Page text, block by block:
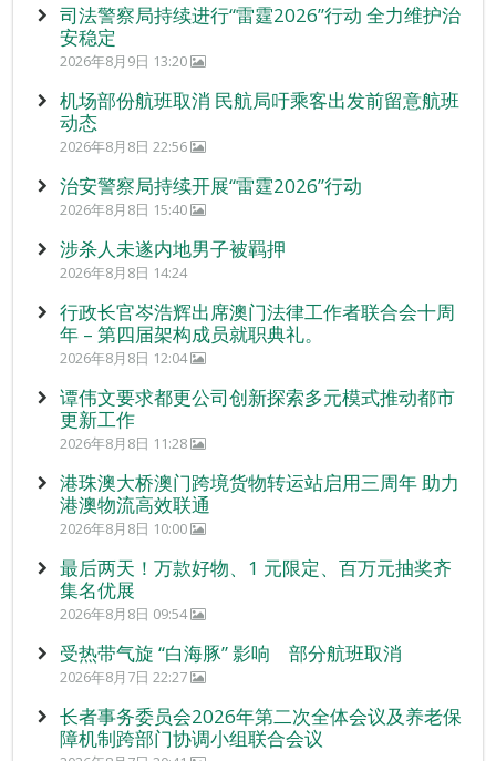
司法警察局持续进行“雷霆2026”行动 全力维护治
安稳定
2026年8月9日 13:20
机场部份航班取消 民航局吁乘客出发前留意航班
动态
2026年8月8日 22:56
治安警察局持续开展“雷霆2026”行动
2026年8月8日 15:40
涉杀人未遂内地男子被羁押
2026年8月8日 14:24
行政长官岑浩辉出席澳门法律工作者联合会十周
年 – 第四届架构成员就职典礼。
2026年8月8日 12:04
谭伟文要求都更公司创新探索多元模式推动都市
更新工作
2026年8月8日 11:28
港珠澳大桥澳门跨境货物转运站启用三周年 助力
港澳物流高效联通
2026年8月8日 10:00
最后两天！万款好物、1 元限定、百万元抽奖齐
集名优展
2026年8月8日 09:54
受热带气旋 “白海豚” 影响 部分航班取消
2026年8月7日 22:27
长者事务委员会2026年第二次全体会议及养老保
障机制跨部门协调小组联合会议